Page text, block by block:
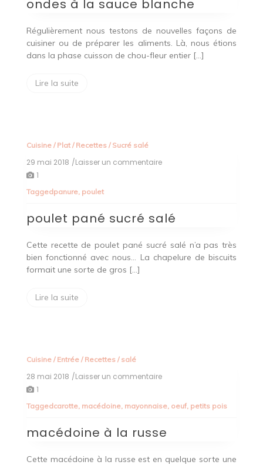
à
sauce
blanche
ondes à la sauce blanche
Régulièrement nous testons de nouvelles façons de
cuisiner ou de préparer les aliments. Là, nous étions
dans la phase cuisson de chou-fleur entier […]
Lire la suite
Cuisine/ Plat/ Recettes/ Sucré salé
29 mai 2018 /Laisser un commentaireon
1
Taggedpanure, poulet
poulet pané sucré salé
Cette recette de poulet pané sucré salé n’a pas très
bien fonctionné avec nous… La chapelure de biscuits
formait une sorte de gros […]
Lire la suite
Cuisine/ Entrée/ Recettes/ salé
28 mai 2018 /Laisser un commentaireon
la
1
Taggedcarotte, macédoine, mayonnaise, oeuf, petits pois
macédoine à la russe
Cette macédoine à la russe est en quelque sorte une